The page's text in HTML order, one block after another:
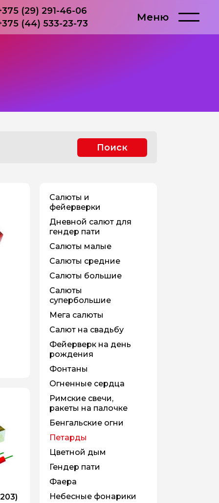
(29) 291-46-06
(44) 533-23-73
Меню
Поиск
Салюты и
фейерверки
Дневной салют для
гендер пати
Салюты малые
Салюты средние
Салюты большие
Салюты
супербольшие
Мега салюты
Салют на свадьбу
Фейерверк на день
рождения
Фонтаны
Огненные сердца
Римские свечи,
ракеты на палочке
Бенгальские огни
Петарды
Цветной дым
Гендер пати
Фаера
Небесные фонарики